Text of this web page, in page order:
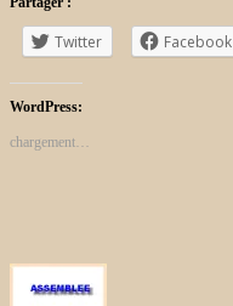
Twitter Facebook
WordPress:
chargement…